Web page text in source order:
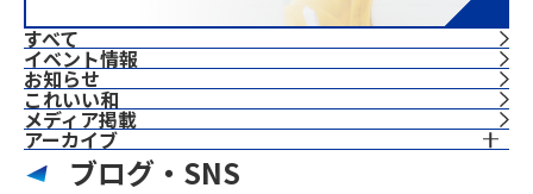
すべて
イベント情報
お知らせ
これいい和
⁨⁩メディア掲載
アーカイブ
ブログ・SNS